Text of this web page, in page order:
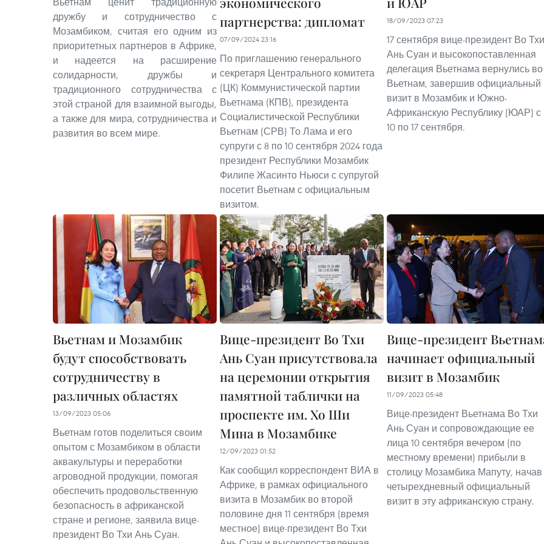
дружбу и сотрудничество с
Мозамбиком, считая его одним из
приоритетных партнеров в Африке,
и надеется на расширение
солидарности, дружбы и
традиционного сотрудничества с
этой страной для взаимной выгоды,
а также для мира, сотрудничества и
развития во всем мире.
партнерства: дипломат
07/09/2024 23:16
По приглашению генерального
секретаря Центрального комитета
(ЦК) Коммунистической партии
Вьетнама (КПВ), президента
Социалистической Республики
Вьетнам (СРВ) То Лама и его
супруги с 8 по 10 сентября 2024 года
президент Республики Мозамбик
Филипе Жасинто Ньюси с супругой
посетит Вьетнам с официальным
визитом.
18/09/2023 07:23
17 сентября вице-президент Во Тхи
Ань Суан и высокопоставленная
делегация Вьетнама вернулись во
Вьетнам, завершив официальный
визит в Мозамбик и Южно-
Африканскую Республику (ЮАР) с
10 по 17 сентября.
Вьетнам и Мозамбик
будут способствовать
сотрудничеству в
различных областях
13/09/2023 05:06
Вьетнам готов поделиться своим
опытом с Мозамбиком в области
аквакультуры и переработки
агроводной продукции, помогая
обеспечить продовольственную
безопасность в африканской
стране и регионе, заявила вице-
президент Во Тхи Ань Суан.
Вице-президент Во Тхи
Ань Суан присутствовала
на церемонии открытия
памятной таблички на
проспекте им. Хо Ши
Мина в Мозамбике
12/09/2023 01:52
Как сообщил корреспондент ВИА в
Африке, в рамках официального
визита в Мозамбик во второй
половине дня 11 сентября (время
местное) вице-президент Во Тхи
Вице-президент
начинает официальный
визит в Мозамбик
11/09/2023 05:48
Вице-президент Вьетнама Во Тхи
Ань Суан и сопровождающие ее
лица 10 сентября вечером (по
местному времени) прибыли в
столицу Мозамбика Мапуту, начав
четырехдневный официальный
визит в эту африканскую страну.